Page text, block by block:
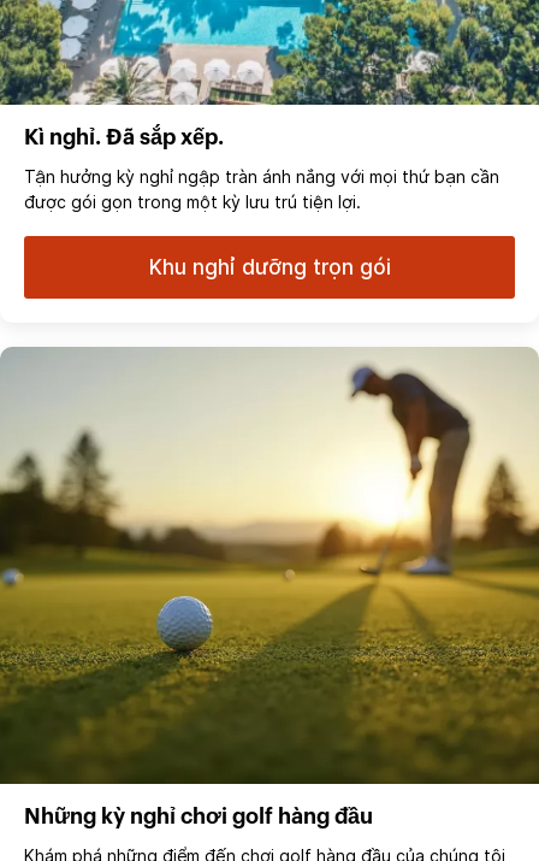
Kì nghỉ. Đã sắp xếp.
Tận hưởng kỳ nghỉ ngập tràn ánh nắng với mọi thứ bạn cần
được gói gọn trong một kỳ lưu trú tiện lợi.
Khu nghỉ dưỡng trọn gói
Những kỳ nghỉ chơi golf hàng đầu
Khám phá những điểm đến chơi golf hàng đầu của chúng tôi